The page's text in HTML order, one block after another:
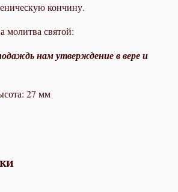
кончину.
молитва святой:
нам утверждение в вере и
27 мм